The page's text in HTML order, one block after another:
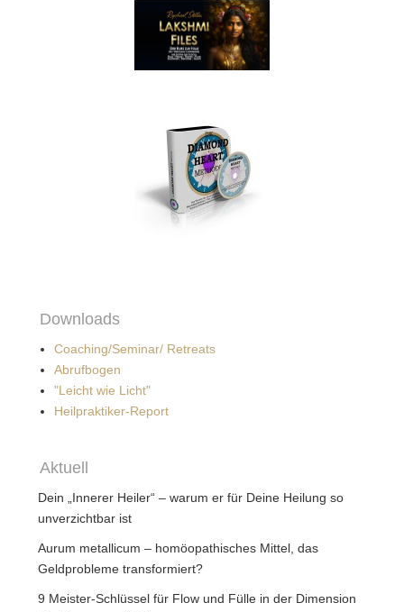
Downloads
Coaching/Seminar/ Retreats
Abrufbogen
"Leicht wie Licht"
Heilpraktiker-Report
Aktuell
Dein „Innerer Heiler“ – warum er für Deine Heilung so
unverzichtbar ist
Aurum metallicum – homöopathisches Mittel, das
Geldprobleme transformiert?
9 Meister-Schlüssel für Flow und Fülle in der Dimension